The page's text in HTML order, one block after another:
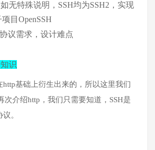
无特殊说明，SSH均为SSH2，实现
目OpenSSH
议需求，设计难点
识
http基础上衍生出来的，所以这里我们
次介绍http，我们只需要知道，SSH是
。